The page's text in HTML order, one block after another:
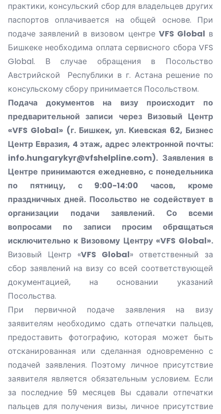
практики, консульский сбор для владельцев других
паспортов оплачивается на общей основе. При
подаче заявлений в визовом центре VFS Global в
Бишкеке необходима оплата сервисного сбора VFS
Global. В случае обращения в Посольство
Австрийской Республики в г. Астана решение по
консульскому сбору принимается Посольством.
Подача документов на визу происходит по
предварительной записи через Визовый Центр
«VFS Global» (г. Бишкек, ул. Киевская 62, Бизнес
Центр Евразия, 4 этаж​, адрес электронной почты:
info.hungarykyr@vfshelpline.com). Заявления в
Центре принимаются ежедневно, с понедельника
по пятницу, с 9:00-14:00 часов, кроме
праздничных дней. Посольство не содействует в
организации подачи заявлений. Со всеми
вопросами по записи просим обрaщаться
исключительно к Визовому Центру «VFS Global».
Визовый Центр «VFS Global» ответственный за
сбор заявлений на визу со всей соответствующей
документацией, на основании указаний
Посольства.
При первичной подаче заявления на визу
заявителям необходимо сдать отпечатки пальцев,
предоставить фотографию, которая может быть
отсканированная или сделанная одновременно с
подачей заявления. Поэтому личное присутствие
заявителя является обязательным условием. Если
за последние 59 месяцев Вы сдавали отпечатки
пальцев для получения визы, личное присутствие